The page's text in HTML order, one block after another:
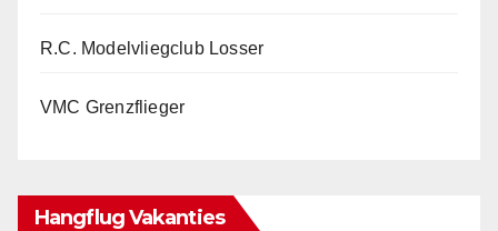
R.C. Modelvliegclub Losser
VMC Grenzflieger
Hangflug Vakanties